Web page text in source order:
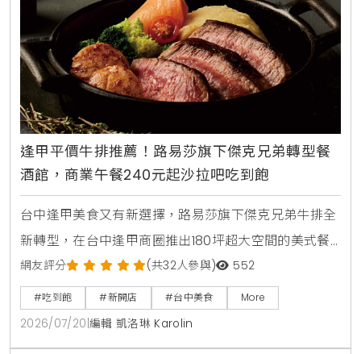
逢甲平價牛排推薦！路易莎旗下傑克兄弟轉型餐
酒館，商業午餐240元起沙拉吧吃到飽
台中逢甲美食又有新選擇，路易莎旗下傑克兄弟牛排全
新轉型，在台中逢甲商圈推出180坪超大空間的美式餐
酒館新店型。主打從早午餐，商業午餐到深夜餐酒全時
段供應，平日點早午餐加49元，晚上週末加99元即享
自助沙拉吧，路易莎咖啡無限續。商業午餐240元起，
更提供現烤披薩，各式烤串與超過100款世界微醺飲
網友評分 (共32人參與) 552
#吃到飽 #新開店 #台中美食 More
2026/07/20 編輯 凱洛琳 Karolin